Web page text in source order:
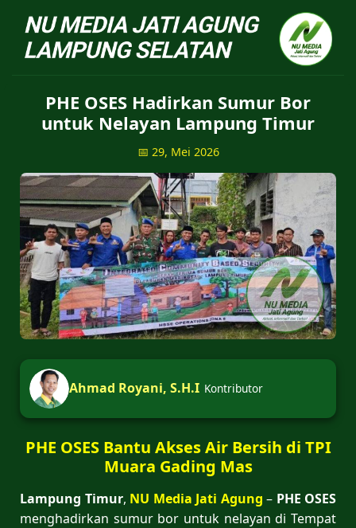
NU Jatiagung - Situs
PHE OSES Hadirkan Sumur Bor
untuk Nelayan Lampung Timur
📅 29, Mei 2026
Ahmad Royani, S.H.I Kontributor
PHE OSES Bantu Akses Air Bersih di TPI
Muara Gading Mas
Lampung Timur, NU Media Jati Agung – PHE OSES
menghadirkan sumur bor untuk nelayan di Tempat